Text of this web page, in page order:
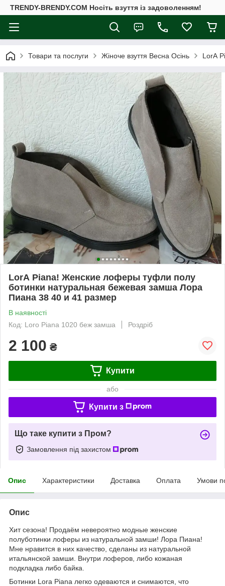
TRENDY-BRENDY.COM Носіть взуття із задоволенням!
Товари та послуги Жіноче взуття Весна Осінь LorА
LorА Piana! Женские лоферы туфли полу
ботинки натуральная бежевая замша Лора
Пиана 38 40 и 41 размер
В наявності
Код: Loro Piana 1020 беж замша
Роздріб
2 100 ₴
Купити
або
Купити з
Що таке купити з Пром?
Замовлення під захистом
Опис Характеристики Доставка Оплата Умови
Опис
Хит сезона! Продаём невероятно модные женские
полуботинки лоферы из натуральной замши! Лора Пиана!
Мне нравится в них качество, сделаны из натуральной
итальянской замши. Внутри лоферов, либо кожаная
подкладка либо байка.
Ботинки Lora Piana легко одеваются и снимаются, что